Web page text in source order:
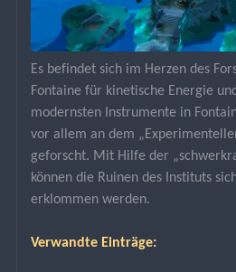
Es befindet sich im Herzen des
Fontaine für kinetische Energie
modernsten Instrumente in
vor allem an dem
geforscht. Mit Hilfe der
können die Ruinen des Instituts
erklommen werden.
Verwandte Einträge: